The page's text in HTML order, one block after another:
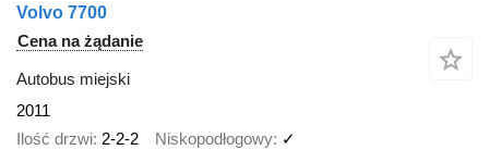
Volvo 7700
Cena na żądanie
Autobus miejski
2011
Ilość drzwi 2-2-2 Niskopodłogowy ✓